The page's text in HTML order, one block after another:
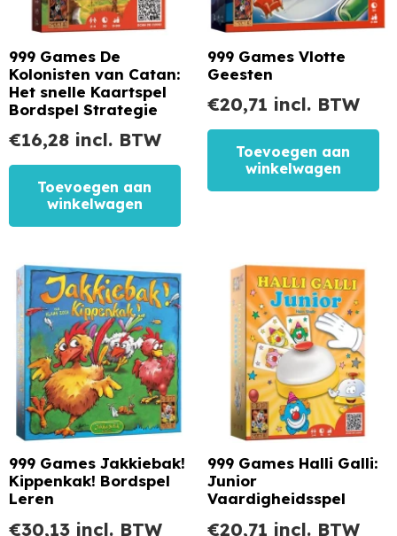
999 Games De
Kolonisten van Catan:
Het snelle Kaartspel
Bordspel Strategie
€16,28 incl. BTW
Toevoegen aan
winkelwagen
999 Games Vlotte
Geesten
€20,71 incl. BTW
Toevoegen aan
winkelwagen
999 Games Jakkiebak!
Kippenkak! Bordspel
Leren
€30,13 incl. BTW
999 Games Halli Galli:
Junior
Vaardigheidsspel
€20,71 incl. BTW